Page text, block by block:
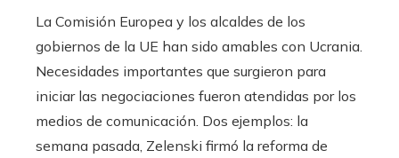
La Comisión Europea y los alcaldes de los
gobiernos de la UE han sido amables con Ucrania.
Necesidades importantes que surgieron para
iniciar las negociaciones fueron atendidas por los
medios de comunicación. Dos ejemplos: la
semana pasada, Zelenski firmó la reforma de